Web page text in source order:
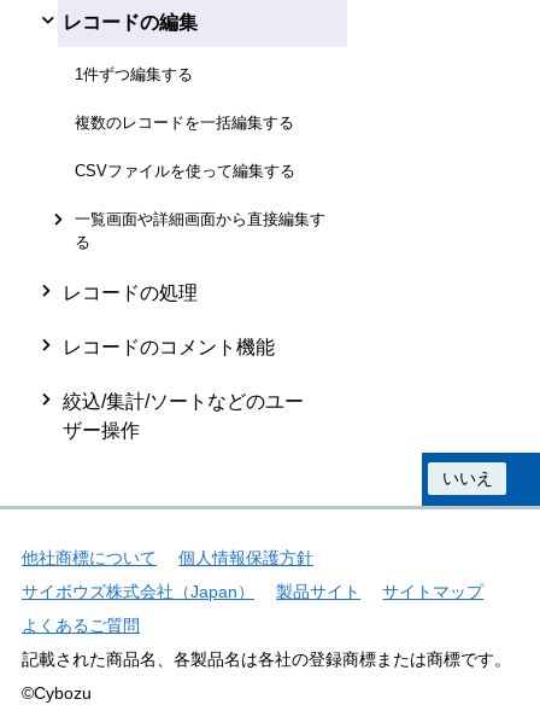
レコードの編集
1件ずつ編集する
複数のレコードを一括編集する
CSVファイルを使って編集する
一覧画面や詳細画面から直接編集す
る
レコードの処理
レコードのコメント機能
絞込/集計/ソートなどのユー
ザー操作
いいえ
他社商標について
個人情報保護方針
サイボウズ株式会社（Japan）
製品サイト
サイトマップ
よくあるご質問
記載された商品名、各製品名は各社の登録商標または商標です。
©Cybozu